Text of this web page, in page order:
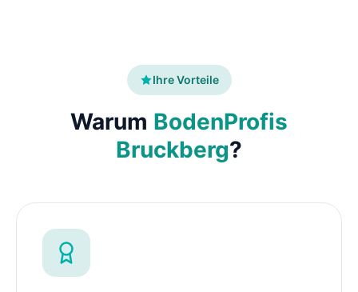
Ihre Vorteile
Warum BodenProfis
Bruckberg?